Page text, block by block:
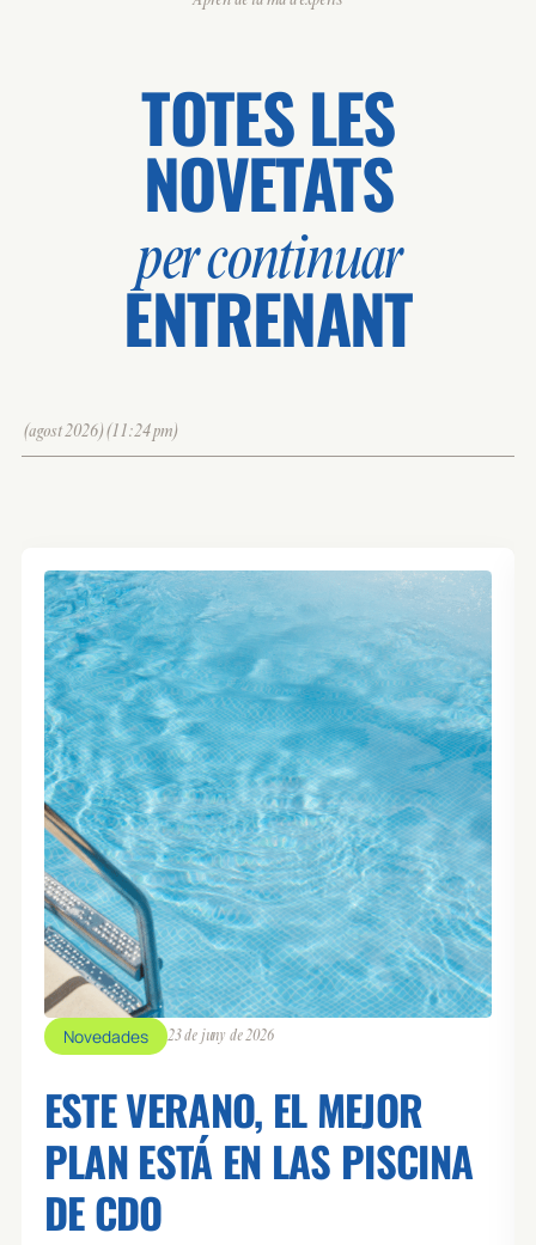
TOTES LES
NOVETATS
per continuar
ENTRENANT
(agost 2026)(11:24 pm)
Novedades 23 de juny de 2026
ESTE VERANO, EL MEJOR
PLAN ESTÁ EN LAS PISCINA
DE CDO